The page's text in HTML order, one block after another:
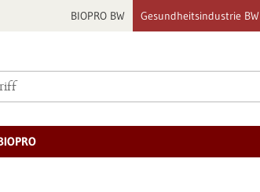
BIOPRO BW Gesundheitsindustrie BW